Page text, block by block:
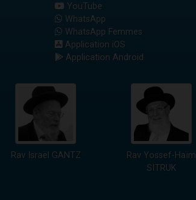
YouTube
WhatsApp
WhatsApp Femmes
Application iOS
Application Android
Rav Israël GANTZ
Rav Yossef-Haïm
SITRUK